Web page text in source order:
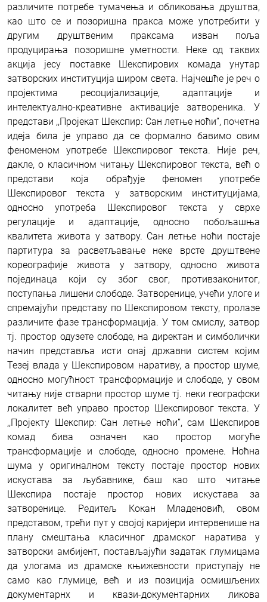
различите потребе тумачења и обликовања друштва,
као што се и позоришна пракса може употребити у
другим друштвеним праксама изван поља
продуцирања позоришне уметности. Неке од таквих
акција јесу поставке Шекспирових комада унутар
затворских институција широм света. Најчешће је реч о
пројектима ресоцијализације, адаптације и
интелектуално-креативне активације затвореника. У
представи ,,Пројекат Шекспир: Сан летње ноћи’’, почетна
идеја била је управо да се формално бавимо овим
феноменом употребе Шекспировог текста. Није реч,
дакле, о класичном читању Шекспировог текста, већ о
представи која обрађује феномен употребе
Шекспировог текста у затворским институцијама,
односно употреба Шекспировог текста у сврхе
регулације и адаптације, односно побољашња
квалитета живота у затвору. Сан летње ноћи постаје
партитура за расветљавање неке врсте друштвене
кореографије живота у затвору, односно живота
појединаца који су због свог, противзаконитог,
поступања лишени слободе. Затворенице, учећи улоге и
спремајући представу по Шекспировом тексту, пролазе
различите фазе трансформација. У том смислу, затвор
тј. простор одузете слободе, на директан и симболички
начин представља исти онај државни систем којим
Тезеј влада у Шекспировом наративу, а простор шуме,
односно могућност трансформације и слободе, у овом
читању није стварни простор шуме тј. неки географски
локалитет већ управо простор Шекспировог текста. У
,,Пројекту Шекспир: Сан летње ноћи’’, сам Шекспиров
комад бива означен као простор могуће
трансформације и слободе, односно промене. Ноћна
шума у оригиналном тексту постаје простор нових
искустава за љубавнике, баш као што читање
Шекспира постаје простор нових искустава за
затворенице. Редитељ Кокан Младеновић, овом
представом, трећи пут у својој каријери интервенише на
плану смештања класичног драмског наратива у
затворски амбијент, постављајући задатак глумицама
да улогама из драмске књижевности приступају не
само као глумице, већ и из позиција осмишљених
документарнх и квази-документарних ликова